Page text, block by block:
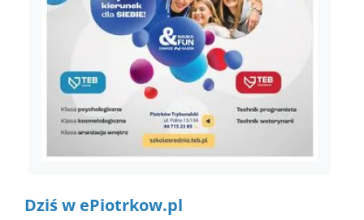
Dziś w ePiotrkow.pl